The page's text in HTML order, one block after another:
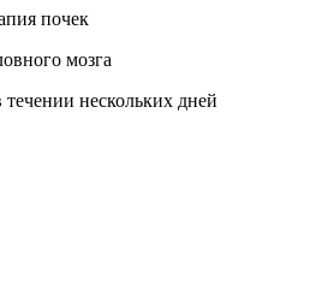
почек
мозга
течении нескольких дней